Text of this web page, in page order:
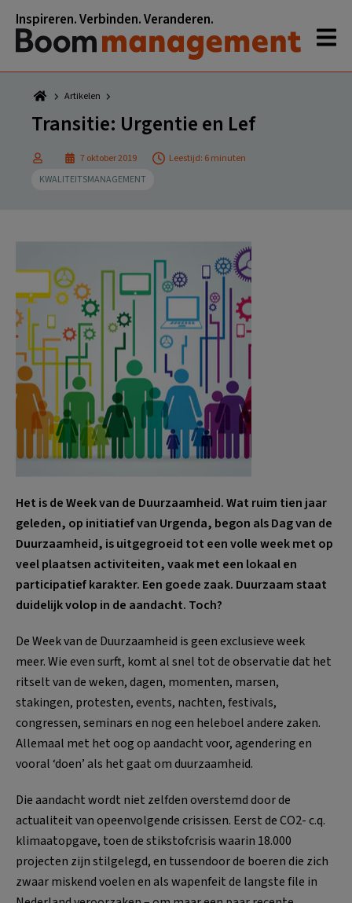
naar
hoofdnavigatie
naar
hoofd
inhoud
naar
eerste
sidebar
naar
voettekst
Inspireren. Verbinden. Veranderen.
Artikelen
Transitie: Urgentie en Lef
7 oktober 2019
Leestijd: 6 minuten
KWALITEITSMANAGEMENT
Het is de Week van de Duurzaamheid. Wat ruim tien jaar
geleden, op initiatief van Urgenda, begon als Dag van de
Duurzaamheid, is uitgegroeid tot een volle week met op
veel plaatsen activiteiten, vaak met een lokaal en
participatief karakter. Een goede zaak. Duurzaam staat
duidelijk volop in de aandacht. Toch?
De Week van de Duurzaamheid is geen exclusieve week
meer. Wie even surft, komt al snel tot de observatie dat het
ritselt van de weken, dagen, momenten, marsen,
stakingen, protesten, events, nachten, festivals,
congressen, seminars en nog een heleboel andere zaken.
Allemaal met het oog op aandacht voor, agendering en
vooral ‘doen’ als het gaat om duurzaamheid.
Die aandacht wordt niet zelfden overstemd door de
actualiteit van opeenvolgende crisissen. Eerst de CO2- c.q.
klimaatopgave, toen de stikstofcrisis waarin 18.000
projecten zijn stilgelegd, en tussendoor de boeren die zich
zwaar miskend voelen en als wapenfeit de langste file in